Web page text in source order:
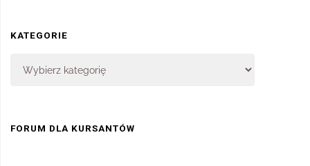
KATEGORIE
FORUM DLA KURSANTÓW